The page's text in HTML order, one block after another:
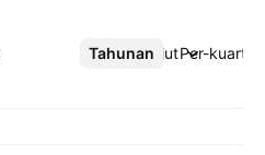
Tahunan Per-kuartal
Lebih lanjut